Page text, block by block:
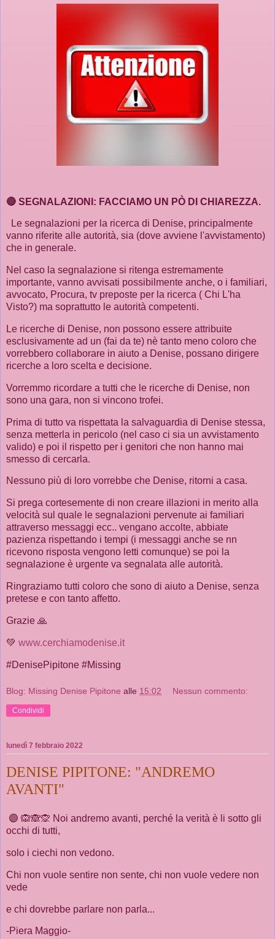
🔴 SEGNALAZIONI: FACCIAMO UN PÒ DI CHIAREZZA.
Le segnalazioni per la ricerca di Denise, principalmente
vanno riferite alle autorità, sia (dove avviene l'avvistamento)
che in generale.
Nel caso la segnalazione si ritenga estremamente
importante, vanno avvisati possibilmente anche, o i familiari,
avvocato, Procura, tv preposte per la ricerca ( Chi L'ha
Visto?) ma soprattutto le autorità competenti.
Le ricerche di Denise, non possono essere attribuite
esclusivamente ad un (fai da te) nè tanto meno coloro che
vorrebbero collaborare in aiuto a Denise, possano dirigere
ricerche a loro scelta e decisione.
Vorremmo ricordare a tutti che le ricerche di Denise, non
sono una gara, non si vincono trofei.
Prima di tutto va rispettata la salvaguardia di Denise stessa,
senza metterla in pericolo (nel caso ci sia un avvistamento
valido) e poi il rispetto per i genitori che non hanno mai
smesso di cercarla.
Nessuno più di loro vorrebbe che Denise, ritorni a casa.
Si prega cortesemente di non creare illazioni in merito alla
velocità sul quale le segnalazioni pervenute ai familiari
attraverso messaggi ecc.. vengano accolte, abbiate
pazienza rispettando i tempi (i messaggi anche se nn
ricevono risposta vengono letti comunque) se poi la
segnalazione è urgente va segnalata alle autorità.
Ringraziamo tutti coloro che sono di aiuto a Denise, senza
pretese e con tanto affetto.
Grazie 🙏
💚 www.cerchiamodenise.it
#DenisePipitone #Missing
Blog: Missing Denise Pipitone alle 15:02 Nessun commento:
Condividi
lunedì 7 febbraio 2022
DENISE PIPITONE: "ANDREMO
AVANTI"
🟣 🙉🙈🙊 Noi andremo avanti, perché la verità è li sotto gli
occhi di tutti,
solo i ciechi non vedono.
Chi non vuole sentire non sente, chi non vuole vedere non
vede
e chi dovrebbe parlare non parla...
-Piera Maggio-